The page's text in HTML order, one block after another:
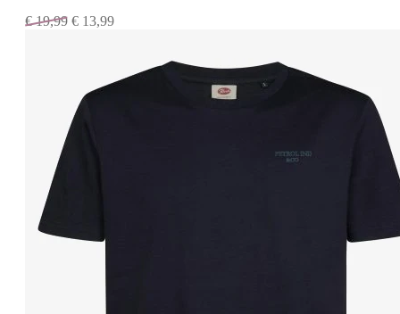
€19,99 € 13,99